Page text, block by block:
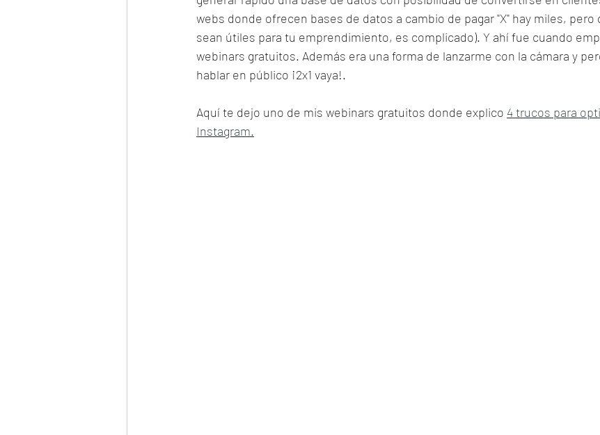
webs donde ofrecen bases de datos a cambio de pagar "X" hay miles, pero
sean útiles para tu emprendimiento, es complicado). Y ahí fue cuando
webinars gratuitos. Además era una forma de lanzarme con la cámara y
hablar en público ¡2x1 vaya!.
Aquí te dejo uno de mis webinars gratuitos donde explico 4 trucos para
Instagram.